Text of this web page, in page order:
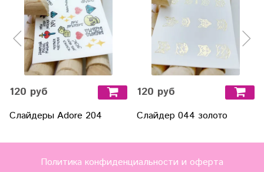
120 руб
Слайдеры Adore 204
120 руб
Слайдер 044 золото
Политика конфиденциальности и оферта